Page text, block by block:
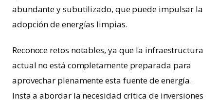
abundante y subutilizado, que puede impulsar la
adopción de energías limpias.
Reconoce retos notables, ya que la infraestructura
actual no está completamente preparada para
aprovechar plenamente esta fuente de energía.
Insta a abordar la necesidad crítica de inversiones